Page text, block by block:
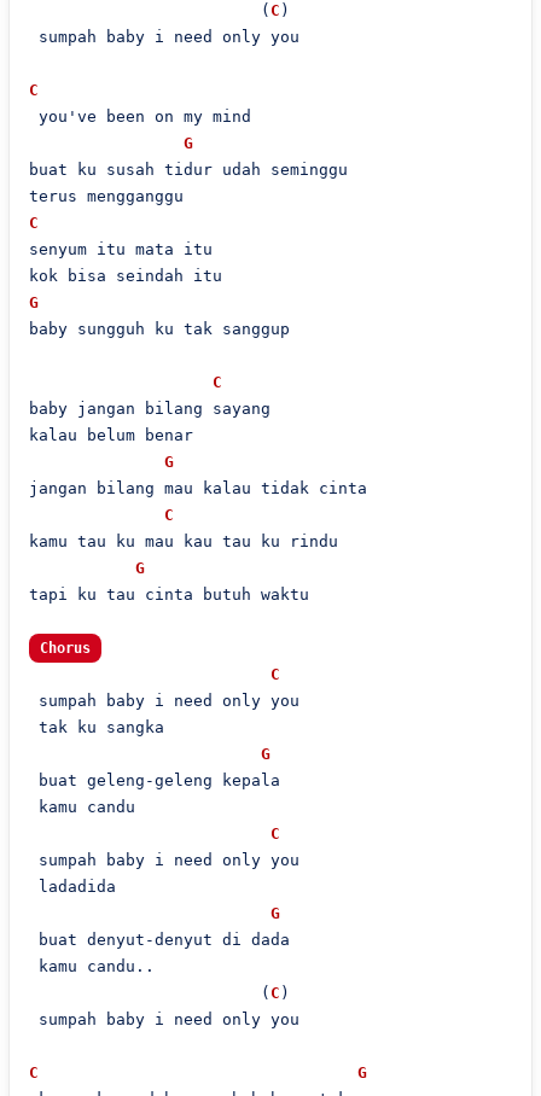
                        (
C )
sumpah baby i need only you
C
you've been on my mind
G
buat ku susah tidur udah seminggu
C
senyum itu mata itu
G
baby sungguh ku tak sanggup
C
baby jangan bilang sayang
kalau belum benar
G
jangan bilang mau kalau tidak cinta
C
kamu tau ku mau kau tau ku rindu
G
tapi ku tau cinta butuh waktu
Chorus
C
sumpah baby i need only you
tak ku sangka
G
buat geleng-geleng kepala
kamu candu
C
sumpah baby i need only you
ladadida
G
buat denyut-denyut di dada
kamu candu..
                        (
C )
sumpah baby i need only you
C
G